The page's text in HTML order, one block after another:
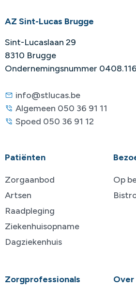
AZ Sint-Lucas Brugge
Sint-Lucaslaan 29
8310 Brugge
Ondernemingsnummer
info@stlucas.be
Algemeen 050 36 91 11
Spoed 050 36 91 12
Patiënten
Zorgaanbod
Artsen
Raadpleging
Ziekenhuisopname
Dagziekenhuis
Op
Zorgprofessionals Over